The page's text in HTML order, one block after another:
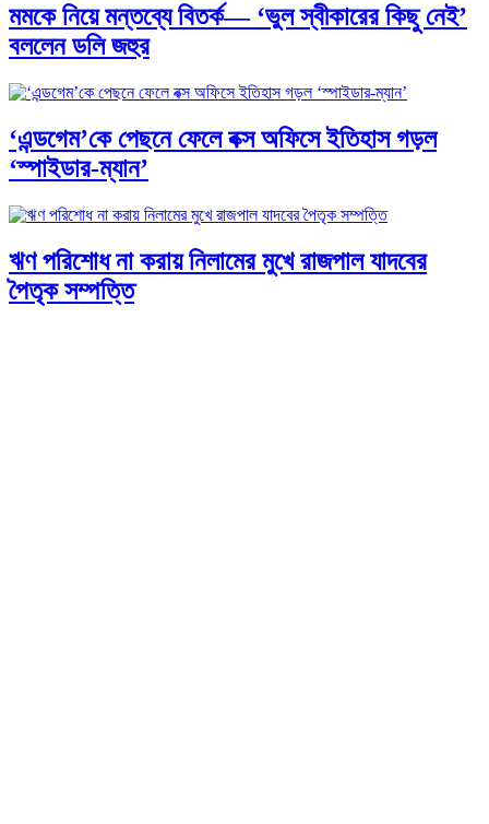
মমকে নিয়ে মন্তব্যে বিতর্ক— ‘ভুল স্বীকারের কিছু নেই’
বললেন ডলি জহুর
‘এন্ডগেম’কে পেছনে ফেলে বক্স অফিসে ইতিহাস গড়ল
‘স্পাইডার-ম্যান’
ঋণ পরিশোধ না করায় নিলামের মুখে রাজপাল যাদবের
পৈতৃক সম্পত্তি